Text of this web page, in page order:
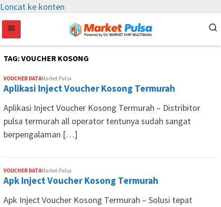
Loncat ke konten
TAG:VOUCHER KOSONG
VOUCHER DATAMarket Pulsa
Aplikasi Inject Voucher Kosong Termurah
Aplikasi Inject Voucher Kosong Termurah – Distribitor
pulsa termurah all operator tentunya sudah sangat
berpengalaman […]
VOUCHER DATAMarket Pulsa
Apk Inject Voucher Kosong Termurah
Apk Inject Voucher Kosong Termurah – Solusi tepat